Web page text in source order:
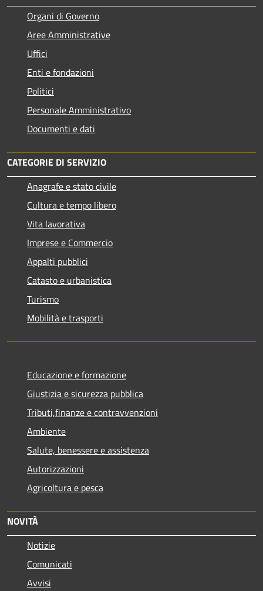
Organi di Governo
Aree Amministrative
Uffici
Enti e fondazioni
Politici
Personale Amministrativo
Documenti e dati
CATEGORIE DI SERVIZIO
Anagrafe e stato civile
Cultura e tempo libero
Vita lavorativa
Imprese e Commercio
Appalti pubblici
Catasto e urbanistica
Turismo
Mobilità e trasporti
Educazione e formazione
Giustizia e sicurezza pubblica
Tributi,finanze e contravvenzioni
Ambiente
Salute, benessere e assistenza
Autorizzazioni
Agricoltura e pesca
NOVITÀ
Notizie
Comunicati
Avvisi